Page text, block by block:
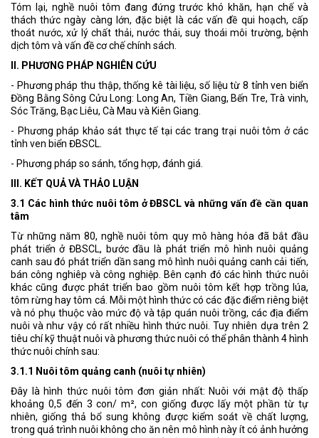
Tóm lại, nghề nuôi tôm đang đứng trước khó khăn, hạn chế và
thách thức ngày càng lớn, đặc biệt là các vấn đề qui hoạch, cấp
thoát nước, xử lý chất thải, nước thải, suy thoái môi trường, bệnh
dịch tôm và vấn đề cơ chế chính sách.
II. PHƯƠNG PHÁP NGHIÊN CỨU
- Phương pháp thu thập, thống kê tài liệu, số liệu từ 8 tỉnh ven biển
Đồng Bằng Sông Cửu Long: Long An, Tiền Giang, Bến Tre, Trà vinh,
Sóc Trăng, Bạc Liêu, Cà Mau và Kiên Giang.
- Phương pháp khảo sát thực tế tại các trang trại nuôi tôm ở các
tỉnh ven biển ĐBSCL.
- Phương pháp so sánh, tổng hợp, đánh giá.
III. KẾT QUẢ VÀ THẢO LUẬN
3.1 Các hình thức nuôi tôm ở ĐBSCL và những vấn đề cần quan
tâm
Từ những năm 80, nghề nuôi tôm quy mô hàng hóa đã bắt đầu
phát triển ở ĐBSCL, bước đầu là phát triển mô hình nuôi quảng
canh sau đó phát triển dần sang mô hình nuôi quảng canh cải tiến,
bán công nghiêp và công nghiệp. Bên cạnh đó các hình thức nuôi
khác cũng được phát triển bao gồm nuôi tôm kết hợp trồng lúa,
tôm rừng hay tôm cá. Mỗi một hình thức có các đặc điểm riêng biệt
và nó phụ thuộc vào mức độ và tập quán nuôi trồng, các địa điểm
nuôi và như vậy có rất nhiều hình thức nuôi. Tuy nhiên dựa trên 2
tiêu chí kỹ thuật nuôi và phương thức nuôi có thể phân thành 4 hình
thức nuôi chính sau:
3.1.1 Nuôi tôm quảng canh (nuôi tự nhiên)
Đây là hình thức nuôi tôm đơn giản nhất: Nuôi với mật độ thấp
khoảng 0,5 đến 3 con/ m², con giống được lấy một phần từ tự
nhiên, giống thả bổ sung không được kiểm soát về chất lượng,
trong quá trình nuôi không cho ăn nên mô hình này ít có ảnh hưởng